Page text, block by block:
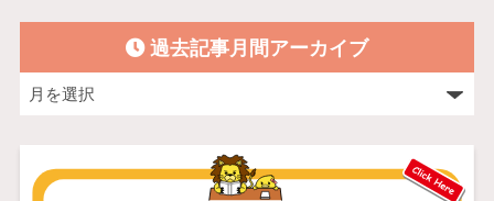
過去記事月間アーカイブ